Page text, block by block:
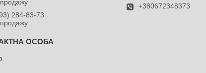
продажу
284-83-73
продажу
+380672348373